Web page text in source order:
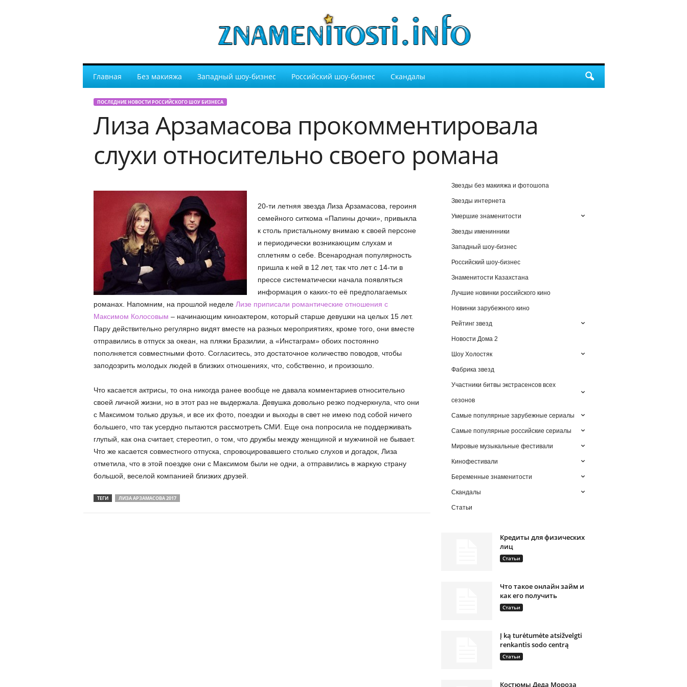
Главная Без макияжа Западный шоу-бизнес Российский шоу-бизнес Скандалы
ПОСЛЕДНИЕ НОВОСТИ РОССИЙСКОГО ШОУ БИЗНЕСА
Лиза Арзамасова прокомментировала
слухи относительно своего романа
20-ти летняя звезда Лиза Арзамасова, героиня
семейного ситкома «Папины дочки», привыкла
к столь пристальному внимаю к своей персоне
и периодически возникающим слухам и
сплетням о себе. Всенародная популярность
пришла к ней в 12 лет, так что лет с 14-ти в
прессе систематически начала появляться
информация о каких-то её предполагаемых
романах. Напомним, на прошлой неделе Лизе приписали романтические отношения с
Максимом Колосовым – начинающим киноактером, который старше девушки на целых 15 лет.
Пару действительно регулярно видят вместе на разных мероприятиях, кроме того, они вместе
отправились в отпуск за океан, на пляжи Бразилии, а «Инстаграм» обоих постоянно
пополняется совместными фото. Согласитесь, это достаточное количество поводов, чтобы
заподозрить молодых людей в близких отношениях, что, собственно, и произошло.
Что касается актрисы, то она никогда ранее вообще не давала комментариев относительно
своей личной жизни, но в этот раз не выдержала. Девушка довольно резко подчеркнула, что они
с Максимом только друзья, и все их фото, поездки и выходы в свет не имею под собой ничего
большего, что так усердно пытаются рассмотреть СМИ. Еще она попросила не поддерживать
глупый, как она считает, стереотип, о том, что дружбы между женщиной и мужчиной не бывает.
Что же касается совместного отпуска, спровоцировавшего столько слухов и догадок, Лиза
отметила, что в этой поездке они с Максимом были не одни, а отправились в жаркую страну
большой, веселой компанией близких друзей.
ТЕГИ ЛИЗА АРЗАМАСОВА 2017
Звезды без макияжа и фотошопа
Звезды интернета
Умершие знаменитости
Звезды именинники
Западный шоу-бизнес
Российский шоу-бизнес
Знаменитости Казахстана
Лучшие новинки российского кино
Новинки зарубежного кино
Рейтинг звезд
Новости Дома 2
Шоу Холостяк
Фабрика звезд
Участники битвы экстрасенсов всех
сезонов
Самые популярные зарубежные сериалы
Самые популярные российские сериалы
Мировые музыкальные фестивали
Кинофестивали
Беременные знаменитости
Скандалы
Статьи
Кредиты для физических
лиц
Статьи
Что такое онлайн займ и
как его получить
Статьи
Į ką turėtumėte atsižvelgti
renkantis sodo centrą
Статьи
Костюмы Деда Мороза